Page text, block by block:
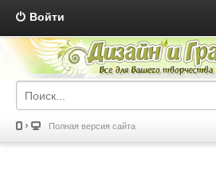
Войти
Полная версия сайта